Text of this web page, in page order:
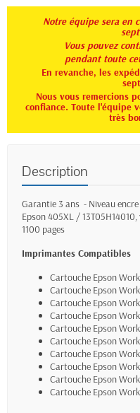
Notre équipe sera en
Vous pouvez
pendant toute
En revanche, les
Nous vous remercions
confiance. Toute l'équipe
très
Description
Garantie 3 ans - Niveau
Epson 405XL /
1100 pages
Imprimantes Compatibles
Cartouche Epson
Cartouche Epson
Cartouche Epson
Cartouche Epson
Cartouche Epson
Cartouche Epson
Cartouche Epson
Cartouche Epson
Cartouche Epson
Cartouche Epson